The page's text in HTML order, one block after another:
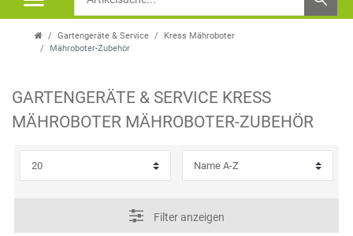
Gartengeräte & Service
Kress Mähroboter
Mähroboter-Zubehör
GARTENGERÄTE & SERVICE KRESS
MÄHROBOTER MÄHROBOTER-ZUBEHÖR
Filter anzeigen
T
O
P